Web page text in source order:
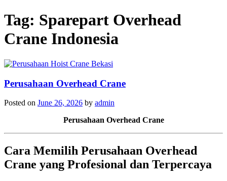
Tag: Sparepart Overhead
Crane Indonesia
Perusahaan Overhead Crane
Posted on June 26, 2026 by admin
Perusahaan Overhead Crane
Cara Memilih Perusahaan Overhead
Crane yang Profesional dan Terpercaya